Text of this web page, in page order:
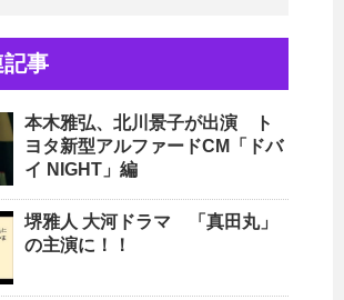
事
本木雅弘、北川景子が出演 ト
ヨタ新型アルファードCM「ドバ
イ NIGHT」編
堺雅人 大河ドラマ 「真田丸」
の主演に！！